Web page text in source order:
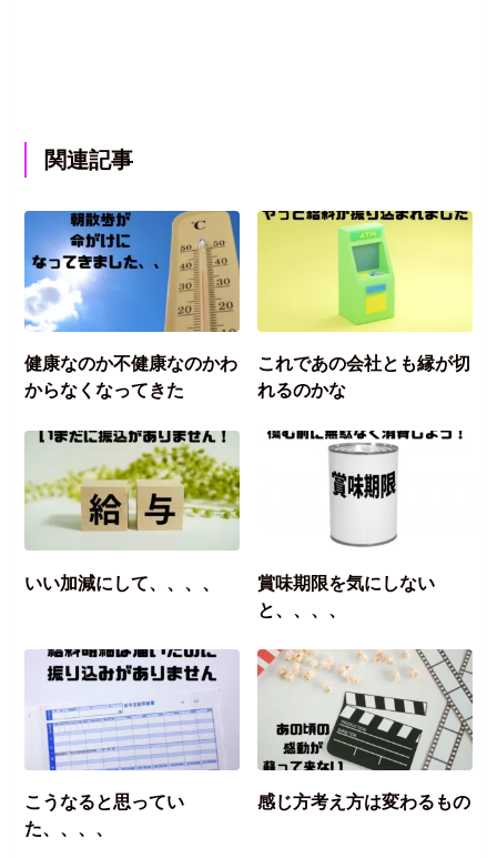
関連記事
健康なのか不健康なのかわ
からなくなってきた
これであの会社とも縁が切
れるのかな
いい加減にして、、、、
賞味期限を気にしない
と、、、、
こうなると思ってい
た、、、、
感じ方考え方は変わるもの